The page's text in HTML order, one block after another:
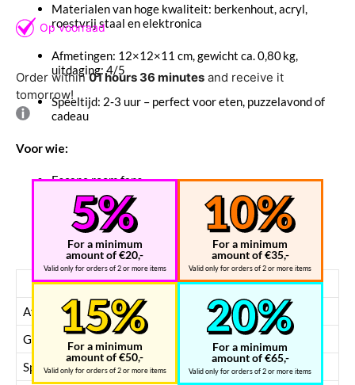
Materialen van hoge kwaliteit: berkenhout, acryl,
roestvrij staal en elektronica
Afmetingen: 12×12×11 cm, gewicht ca. 0,80 kg,
uitdaging: 4/5
Speeltijd: 2‑3 uur – perfect voor eten, puzzelavond of
cadeau
Voor wie:
Escape room fans
Puzzel‑ en breinbrekers liefhebbers
Cadeauzoekenden die iets unieks willen
Eigenschap
Waarde
Afmetingen
12 × 12 × 11 cm
Gewicht
ca. 800 gram
Speeltijd
± 120–180 minuten
Order within01 hours 36 minutes and receive it
tomorrow!
For a minimum
amount of €20,-
Valid only for orders of 2 or more items
For a minimum
amount of €35,-
Valid only for orders of 2 or more items
For a minimum
amount of €50,-
Valid only for orders of 2 or more items
For a minimum
amount of €65,-
Valid only for orders of 2 or more items